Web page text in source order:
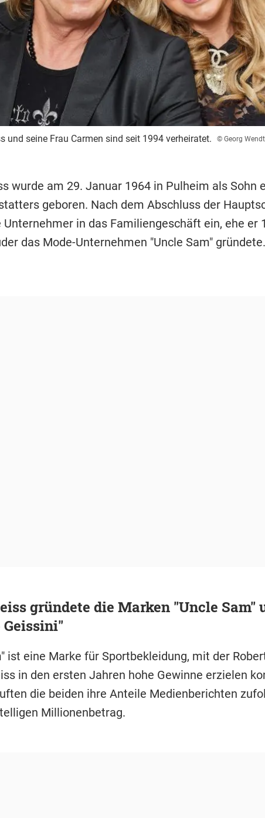
und seine Frau Carmen sind seit 1994 verheiratet. © Georg
wurde am 29. Januar 1964 in Pulheim als Sohn
geboren. Nach dem Abschluss der
Unternehmer in das Familiengeschäft ein, ehe er
das Mode-Unternehmen "Uncle Sam" gründete.
gründete die Marken "Uncle Sam"
Geissini"
ist eine Marke für Sportbekleidung, mit der
in den ersten Jahren hohe Gewinne erzielen
die beiden ihre Anteile Medienberichten
Millionenbetrag.